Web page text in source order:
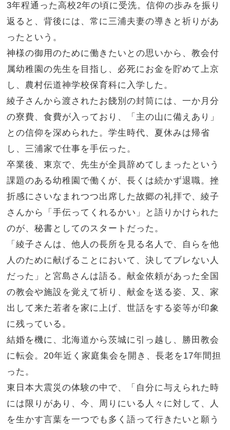
3年程通った高校2年の頃に受洗。信仰の歩みを振り
返ると、背後には、常に三浦夫妻の導きと祈りがあ
ったという。
神様の御用のために働きたいとの思いから、教会付
属幼稚園の先生を目指し、必死にお金を貯めて上京
し、農村伝道神学校保育科に入学した。
綾子さんから渡されたお餞別の封筒には、一か月分
の寮費、食費が入っており、「主の山に備えあり」
との信仰を深められた。学生時代、夏休みは帰省
し、三浦家で仕事を手伝った。
卒業後、東京で、先生が全員辞めてしまったという
課題のある幼稚園で働くが、長くは続かず退職。挫
折感にさいなまれつつ出席した故郷の礼拝で、綾子
さんから「手伝ってくれるかい」と語りかけられた
のが、秘書としてのスタートだった。
「綾子さんは、他人の長所を見る名人で、自らを他
人のために献げることにおいて、決してブレない人
だった」と宮島さんは語る。献金依頼があった全国
の教会や施設を覚えて祈り、献金を送る姿、又、家
出して来た若者を家に上げ、世話をする姿等が印象
に残っている。
結婚を機に、北海道から茨城に引っ越し、勝田教会
に転会。20年近く家庭集会を開き、長老を17年間担
った。
東日本大震災の体験の中で、「自分に与えられた時
には限りがあり、今、周りにいる人々に対して、人
を生かす言葉を一つでも多く語って行きたいと願う